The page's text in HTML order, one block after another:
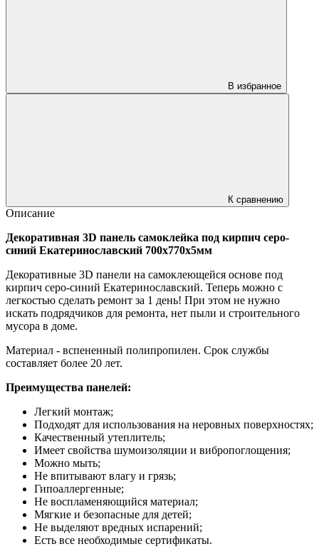
В избранное
К сравнению
Описание
Декоративная 3D панель самоклейка под кирпич серо-
синий Екатеринославский 700x770x5мм
Декоративные 3D панели на самоклеющейся основе под
кирпич серо-синий Екатеринославский. Теперь можно с
легкостью сделать ремонт за 1 день! При этом не нужно
искать подрядчиков для ремонта, нет пыли и строительного
мусора в доме.
Материал - вспененный полипропилен. Срок службы
составляет более 20 лет.
Преимущества панелей:
Легкий монтаж;
Подходят для использования на неровных поверхностях;
Качественный утеплитель;
Имеет свойства шумоизоляции и вибропоглощения;
Можно мыть;
Не впитывают влагу и грязь;
Гипоаллергенные;
Не воспламеняющийся материал;
Мягкие и безопасные для детей;
Не выделяют вредных испарений;
Есть все необходимые сертификаты.